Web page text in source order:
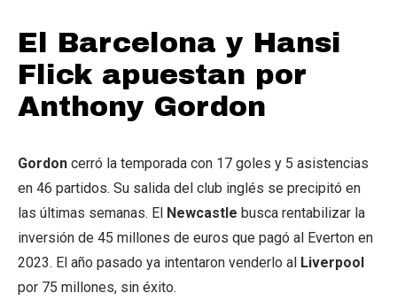
El Barcelona y Hansi
Flick apuestan por
Anthony Gordon
Gordon cerró la temporada con 17 goles y 5 asistencias
en 46 partidos. Su salida del club inglés se precipitó en
las últimas semanas. El Newcastle busca rentabilizar la
inversión de 45 millones de euros que pagó al Everton en
2023. El año pasado ya intentaron venderlo al Liverpool
por 75 millones, sin éxito.